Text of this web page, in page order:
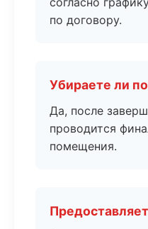
по договору.
Убираете ли
Да, после
проводится
помещения.